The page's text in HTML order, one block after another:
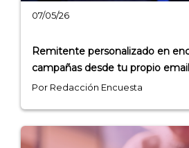
07/05/26
Remitente personalizado en
campañas desde tu propio email
Por Redacción Encuesta